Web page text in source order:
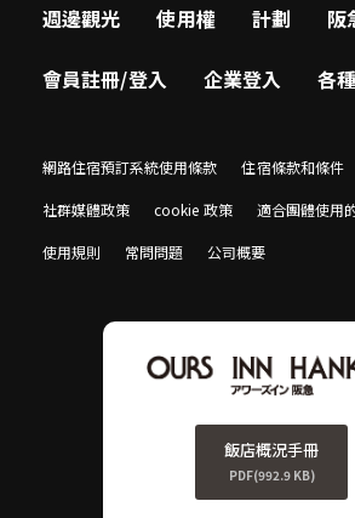
週邊觀光 使用權 計劃 阪
會員註冊/登入 企業登入 各
網路住宿預訂系統使用條款 住宿條款和條件
社群媒體政策 cookie 政策 適合團體使用
使用規則 常問問題 公司概要
飯店概況手冊
PDF(992.9 KB)